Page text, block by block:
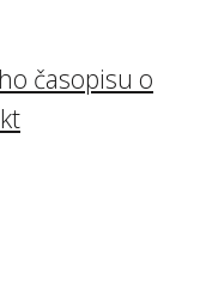
časopisu o